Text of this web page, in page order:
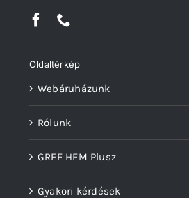
Oldaltérkép
Webáruházunk
Rólunk
GREE HEM Plusz
Gyakori kérdések